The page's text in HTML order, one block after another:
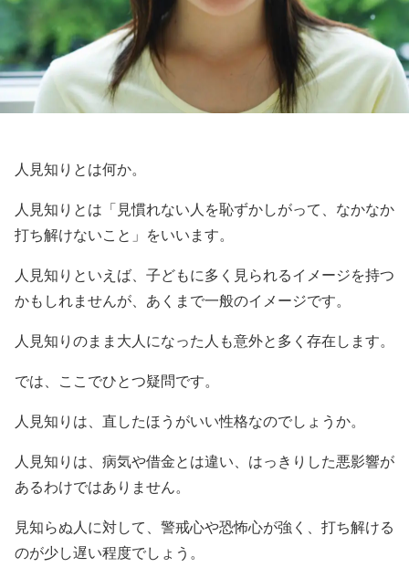
人見知りとは何か。
人見知りとは「見慣れない人を恥ずかしがって、なかなか
打ち解けないこと」をいいます。
人見知りといえば、子どもに多く見られるイメージを持つ
かもしれませんが、あくまで一般のイメージです。
人見知りのまま大人になった人も意外と多く存在します。
では、ここでひとつ疑問です。
人見知りは、直したほうがいい性格なのでしょうか。
人見知りは、病気や借金とは違い、はっきりした悪影響が
あるわけではありません。
見知らぬ人に対して、警戒心や恐怖心が強く、打ち解ける
のが少し遅い程度でしょう。